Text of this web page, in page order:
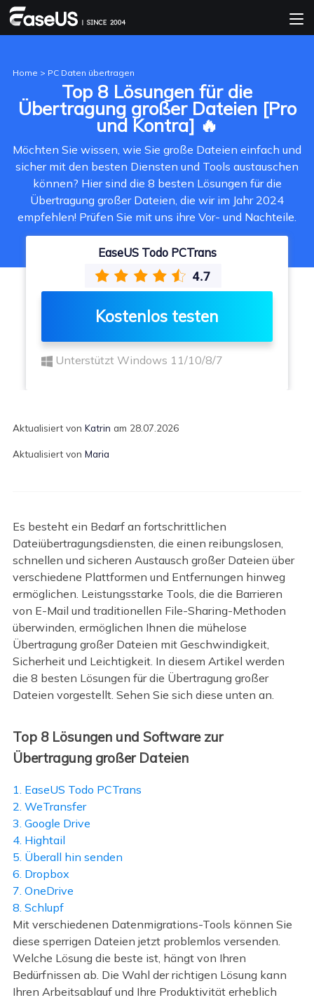
Home > PC Daten übertragen
Top 8 Lösungen für die
Übertragung großer Dateien [Pro
und Kontra] 🔥
Möchten Sie wissen, wie Sie große Dateien einfach und
sicher mit den besten Diensten und Tools austauschen
können? Hier sind die 8 besten Lösungen für die
Übertragung großer Dateien, die wir im Jahr 2024
empfehlen! Prüfen Sie mit uns ihre Vor- und Nachteile.
EaseUS Todo PCTrans
Kostenlos testen
Unterstützt Windows 11/10/8/7
Aktualisiert von Katrin am 28.07.2026
Aktualisiert von Maria
Es besteht ein Bedarf an fortschrittlichen
Dateiübertragungsdiensten, die einen reibungslosen,
schnellen und sicheren Austausch großer Dateien über
verschiedene Plattformen und Entfernungen hinweg
ermöglichen. Leistungsstarke Tools, die die Barrieren
von E-Mail und traditionellen File-Sharing-Methoden
überwinden, ermöglichen Ihnen die mühelose
Übertragung großer Dateien mit Geschwindigkeit,
Sicherheit und Leichtigkeit. In diesem Artikel werden
die 8 besten Lösungen für die Übertragung großer
Dateien vorgestellt. Sehen Sie sich diese unten an.
Top 8 Lösungen und Software zur
Übertragung großer Dateien
1. EaseUS Todo PCTrans
2. WeTransfer
3. Google Drive
4. Hightail
5. Überall hin senden
6. Dropbox
7. OneDrive
8. Schlupf
Mit verschiedenen Datenmigrations-Tools können Sie
diese sperrigen Dateien jetzt problemlos versenden.
Welche Lösung die beste ist, hängt von Ihren
Bedürfnissen ab. Die Wahl der richtigen Lösung kann
Ihren Arbeitsablauf und Ihre Produktivität erheblich